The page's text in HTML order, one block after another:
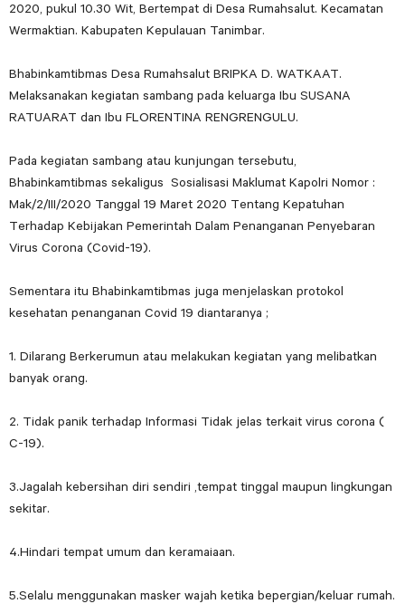
2020, pukul 10.30 Wit, Bertempat di Desa Rumahsalut. Kecamatan
Wermaktian. Kabupaten Kepulauan Tanimbar.
Bhabinkamtibmas Desa Rumahsalut BRIPKA D. WATKAAT.
Melaksanakan kegiatan sambang pada keluarga Ibu SUSANA
RATUARAT dan Ibu FLORENTINA RENGRENGULU.
Pada kegiatan sambang atau kunjungan tersebutu,
Bhabinkamtibmas sekaligus Sosialisasi Maklumat Kapolri Nomor :
Mak/2/III/2020 Tanggal 19 Maret 2020 Tentang Kepatuhan
Terhadap Kebijakan Pemerintah Dalam Penanganan Penyebaran
Virus Corona (Covid-19).
Sementara itu Bhabinkamtibmas juga menjelaskan protokol
kesehatan penanganan Covid 19 diantaranya ;
1. Dilarang Berkerumun atau melakukan kegiatan yang melibatkan
banyak orang.
2. Tidak panik terhadap Informasi Tidak jelas terkait virus corona (
C-19).
3.Jagalah kebersihan diri sendiri ,tempat tinggal maupun lingkungan
sekitar.
4.Hindari tempat umum dan keramaiaan.
5.Selalu menggunakan masker wajah ketika bepergian/keluar rumah.